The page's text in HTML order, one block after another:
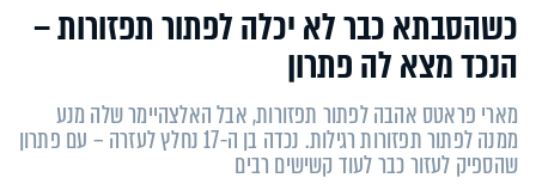
כשהסבתא כבר לא יכלה לפתור תפזורות –
הנכד מצא לה פתרון
מארי פראטס אהבה לפתור תפזורות, אבל האלצהיימר שלה מנע
ממנה לפתור תפזורות רגילות. נכדה בן ה-17 נחלץ לעזרה – עם פתרון
שהספיק לעזור כבר לעוד קשישים רבים